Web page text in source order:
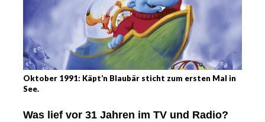
Oktober 1991: Käpt’n Blaubär sticht zum ersten Mal in
See.
Was lief vor 31 Jahren im TV und Radio?